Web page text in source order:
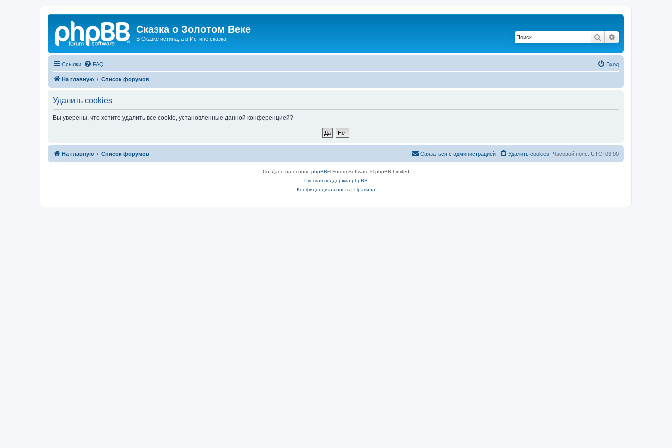
Сказка о Золотом Веке
В Сказке истина, а в Истине сказка. Поиск
Ссылки FAQ Вход
На главную Список форумов
Удалить cookies
Вы уверены, что хотите удалить все cookie, установленные данной конференцией?
На главную Список форумов Часовой пояс: UTC+03:00
Удалить cookies
Связаться с администрацией
Создано на основе phpBB® Forum Software © phpBB Limited
Русская поддержка phpBB
Конфиденциальность| Правила